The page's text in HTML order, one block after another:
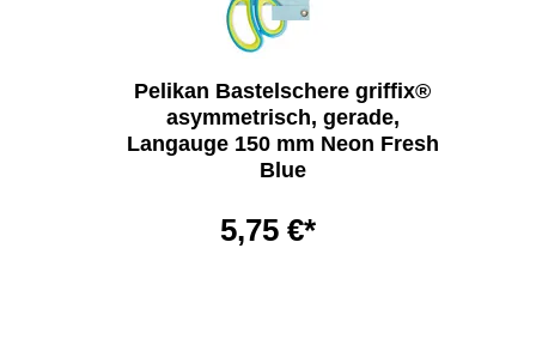
Pelikan Bastelschere griffix®
asymmetrisch, gerade,
Langauge 150 mm Neon Fresh
Blue
5,75 €*